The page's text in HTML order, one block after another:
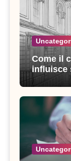
Come il
influisce
giustizia